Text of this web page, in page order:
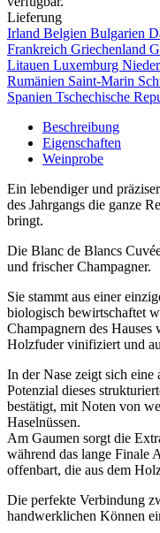
Lieferung
Irland Belgien Bulgarien
Frankreich Griechenland
Litauen Luxemburg
Rumänien Saint-Marin
Spanien Tschechische
Beschreibung
Eigenschaften
Weinprobe
Ein lebendiger und
des Jahrgangs die ganze
bringt.
Die Blanc de Blancs
und frischer Champagner.
Sie stammt aus einer
biologisch bewirtschaftet
Champagnern des
Holzfuder vinifiziert und
In der Nase zeigt sich
Potenzial dieses
bestätigt, mit Noten von
Haselnüssen.
Am Gaumen sorgt die
während das lange Finale
offenbart, die aus dem
Die perfekte Verbindung
handwerklichen Können